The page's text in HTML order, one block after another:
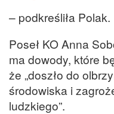
– podkreśliła Polak.
Poseł KO Anna
ma dowody, które
że „doszło do
środowiska i
ludzkiego”.